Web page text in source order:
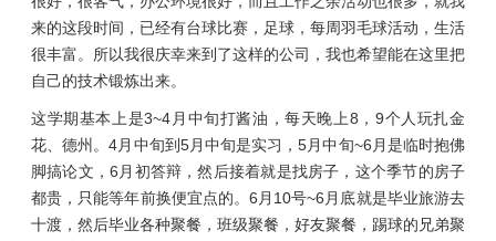
来的这段时间，已经有台球比赛，足球，每周羽毛球活动，生活
很丰富。所以我很庆幸来到了这样的公司，我也希望能在这里把
自己的技术锻炼出来。
这学期基本上是3~4月中旬打酱油，每天晚上8，9个人玩扎金
花、德州。4月中旬到5月中旬是实习，5月中旬~6月是临时抱佛
脚搞论文，6月初答辩，然后接着就是找房子，这个季节的房子
都贵，只能等年前换便宜点的。6月10号~6月底就是毕业旅游去
十渡，然后毕业各种聚餐，班级聚餐，好友聚餐，踢球的兄弟聚